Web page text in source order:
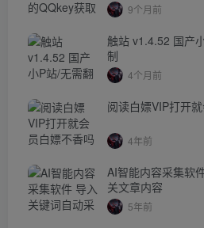
9个月前
触站 v1.4.52 国产
制
4个月前
阅读白嫖VIP打开
4年前
AI智能内容采集软
关文章内容
5年前